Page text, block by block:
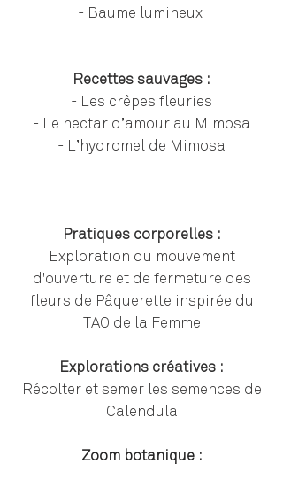
- Baume lumineux
Recettes sauvages :
- Les crêpes fleuries
- Le nectar d’amour au Mimosa
- L’hydromel de Mimosa
Pratiques corporelles :
Exploration du mouvement
d'ouverture et de fermeture des
fleurs de Pâquerette inspirée du
TAO de la Femme
Explorations créatives :
Récolter et semer les semences de
Calendula
Zoom botanique :